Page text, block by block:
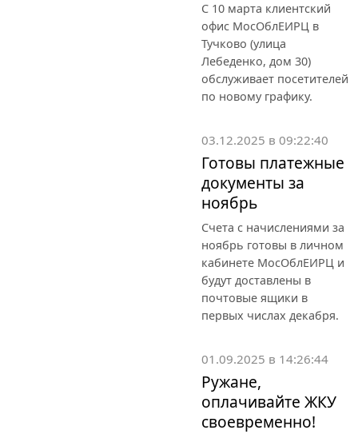
С 10 марта клиентский
офис МосОблЕИРЦ в
Тучково (улица
Лебеденко, дом 30)
обслуживает посетителей
по новому графику.
03.12.2025 в 09:22:40
Готовы платежные
документы за
ноябрь
Счета с начислениями за
ноябрь готовы в личном
кабинете МосОблЕИРЦ и
будут доставлены в
почтовые ящики в
первых числах декабря.
01.09.2025 в 14:26:44
Ружане,
оплачивайте ЖКУ
своевременно!